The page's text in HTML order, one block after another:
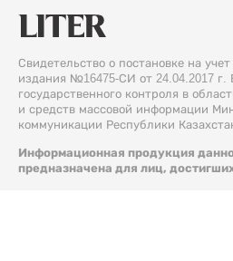
Свидетельство о постановке на
издания №16475-СИ от 24.04.2017 г.
государственного контроля в
и средств массовой информации
коммуникации Республики
Информационная продукция
предназначена для лиц,